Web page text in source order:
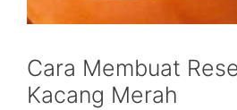
Cara Membuat
Kacang Merah